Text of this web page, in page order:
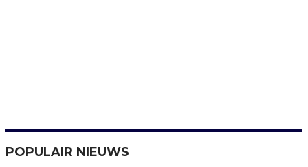
POPULAIR NIEUWS